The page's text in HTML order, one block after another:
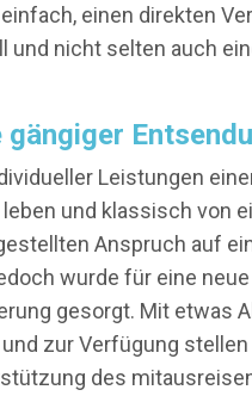
einen direkten
und nicht selten auch
Leistungen
und klassisch von
Anspruch auf
wurde für eine
gesorgt. Mit etwas
zur Verfügung
des